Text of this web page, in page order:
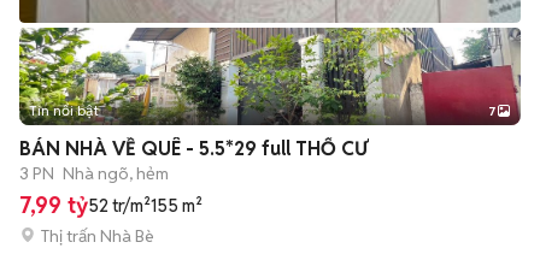
+2
Tin nổi bật 7
BÁN NHÀ VỀ QUÊ - 5.5*29 full THỔ CƯ
3 PN Nhà ngõ, hẻm
7,99 tỷ52 tr/m²155 m²
Thị trấn Nhà Bè